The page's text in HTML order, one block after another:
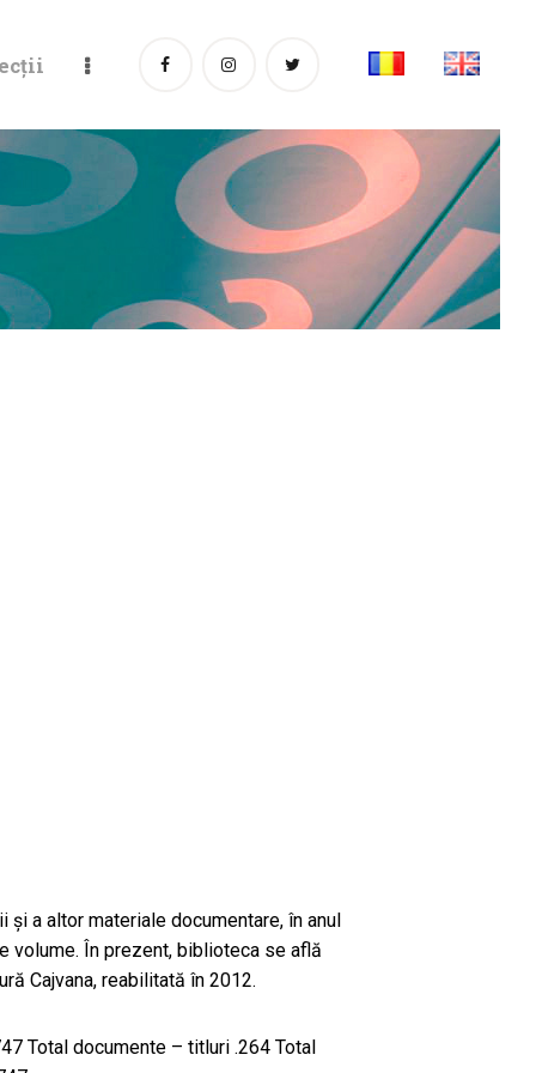
a altor materiale documentare, în anul
volume. În prezent, biblioteca se află
Cajvana, reabilitată în 2012.
Total documente – titluri .264 Total